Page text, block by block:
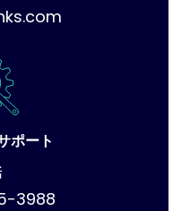
ポート
3988